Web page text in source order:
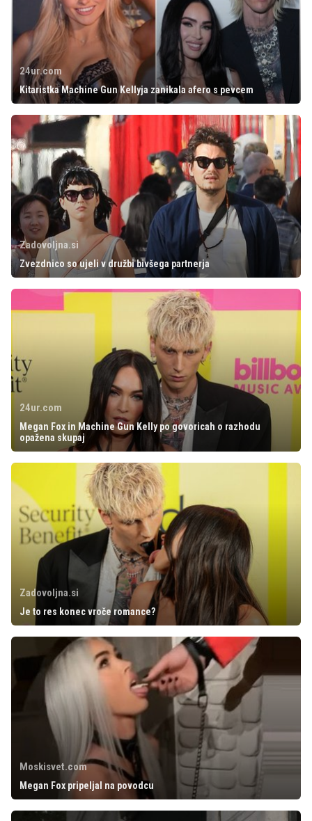
24ur.com
Kitaristka Machine Gun Kellyja zanikala afero s pevcem
Zadovoljna.si
Zvezdnico so ujeli v družbi bivšega partnerja
24ur.com
Megan Fox in Machine Gun Kelly po govoricah o razhodu
opažena skupaj
Zadovoljna.si
Je to res konec vroče romance?
Moskisvet.com
Megan Fox pripeljal na povodcu